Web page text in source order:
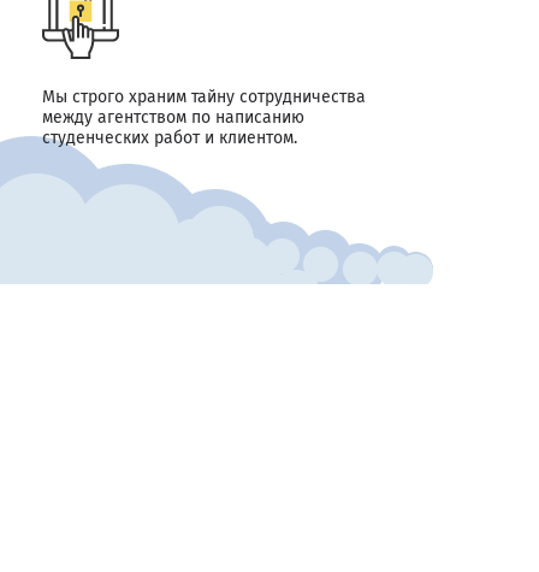
Мы строго храним тайну сотрудничества
между агентством по написанию
студенческих работ и клиентом.